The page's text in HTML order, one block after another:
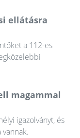
ellátásra
a 112-es
magammal
igazolványt, és